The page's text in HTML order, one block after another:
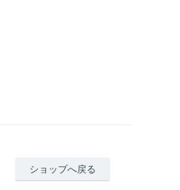
ショップへ戻る